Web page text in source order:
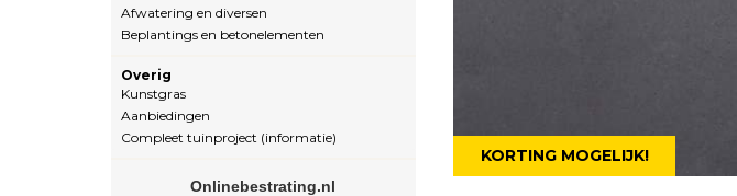
Afwatering en diversen
Beplantings en betonelementen
Overig
Kunstgras
Aanbiedingen
Compleet tuinproject (informatie)
Onlinebestrating.nl
KORTING MOGELIJK!